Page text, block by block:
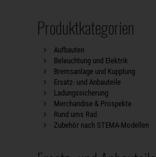
Produktkategorien
Aufbauten
Beleuchtung und Elektrik
Bremsanlage und Kupplung
Ersatz- und Anbauteile
Ladungssicherung
Merchandise & Prospekte
Rund ums Rad
Zubehör nach STEMA-Modellen